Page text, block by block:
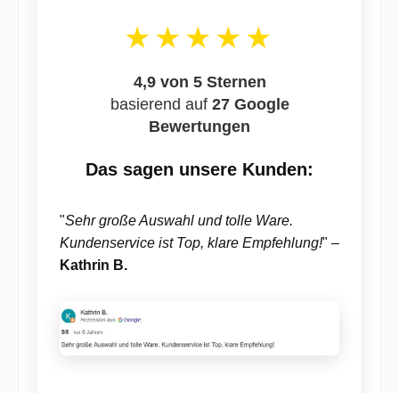
★★★★★
4,9 von 5 Sternen
basierend auf 27 Google
Bewertungen
Das sagen unsere Kunden:
"Sehr große Auswahl und tolle Ware.
Kundenservice ist Top, klare Empfehlung!" –
Kathrin B.